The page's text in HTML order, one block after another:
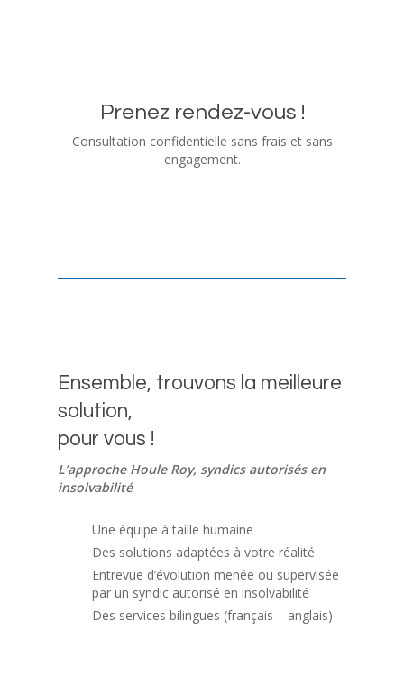
Prenez rendez-vous !
Consultation confidentielle sans frais et sans
engagement.
Ensemble, trouvons la meilleure
solution,
pour vous !
L’approche Houle Roy, syndics autorisés en
insolvabilité
Une équipe à taille humaine
Des solutions adaptées à votre réalité
Entrevue d’évolution menée ou supervisée
par un syndic autorisé en insolvabilité
Des services bilingues (français – anglais)